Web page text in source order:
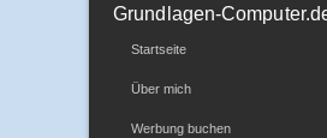
Grundlagen-
Startseite
Über mich
Werbung buchen